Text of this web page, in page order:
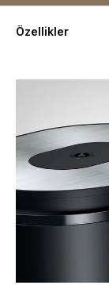
Özellikler